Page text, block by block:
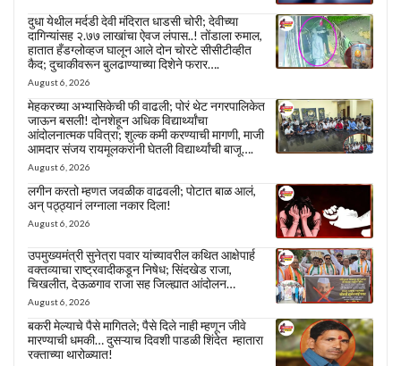
दुधा येथील मर्दडी देवी मंदिरात धाडसी चोरी; देवीच्या
दागिन्यांसह २.७७ लाखांचा ऐवज लंपास..! तोंडाला रुमाल,
हातात हँडग्लोव्हज घालून आले दोन चोरटे सीसीटीव्हीत
कैद; दुचाकीवरून बुलढाण्याच्या दिशेने फरार….
August 6, 2026
मेहकरच्या अभ्यासिकेची फी वाढली; पोरं थेट नगरपालिकेत
जाऊन बसली! दोनशेहून अधिक विद्यार्थ्यांचा
आंदोलनात्मक पवित्रा; शुल्क कमी करण्याची मागणी, माजी
आमदार संजय रायमूलकरांनी घेतली विद्यार्थ्यांची बाजू….
August 6, 2026
लगीन करतो म्हणत जवळीक वाढवली; पोटात बाळ आलं,
अन् पठ्ठ्यानं लग्नाला नकार दिला!
August 6, 2026
उपमुख्यमंत्री सुनेत्रा पवार यांच्यावरील कथित आक्षेपार्ह
वक्तव्याचा राष्ट्रवादीकडून निषेध; सिंदखेड राजा,
चिखलीत, देऊळगाव राजा सह जिल्ह्यात आंदोलन…
August 6, 2026
बकरी मेल्याचे पैसे मागितले; पैसे दिले नाही म्हणून जीवे
मारण्याची धमकी… दुसऱ्याच दिवशी पाडळी शिंदेत म्हातारा
रक्ताच्या थारोळ्यात!